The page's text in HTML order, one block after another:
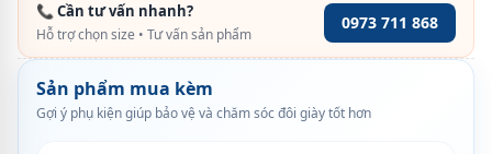
📞 Cần tư vấn nhanh?
Hỗ trợ chọn size • Tư vấn sản phẩm
0973 711 868
Sản phẩm mua kèm
Gợi ý phụ kiện giúp bảo vệ và chăm sóc đôi giày tốt hơn